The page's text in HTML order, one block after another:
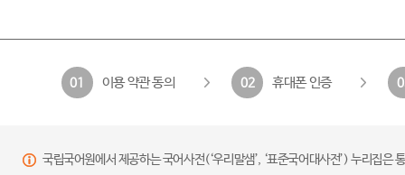
01 이용 약관 동의 02 휴대폰 인증
국립국어원에서 제공하는 국어사전(‘우리말샘’, ‘표준국어대사전’) 누리집